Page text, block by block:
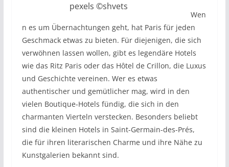
pexels ©shvets
Wen
n es um Übernachtungen geht, hat Paris für jeden
Geschmack etwas zu bieten. Für diejenigen, die sich
verwöhnen lassen wollen, gibt es legendäre Hotels
wie das Ritz Paris oder das Hôtel de Crillon, die Luxus
und Geschichte vereinen. Wer es etwas
authentischer und gemütlicher mag, wird in den
vielen Boutique-Hotels fündig, die sich in den
charmanten Vierteln verstecken. Besonders beliebt
sind die kleinen Hotels in Saint-Germain-des-Prés,
die für ihren literarischen Charme und ihre Nähe zu
Kunstgalerien bekannt sind.